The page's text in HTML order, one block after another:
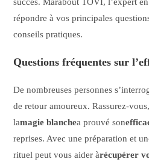
succès. Marabout TOVI, l’expert
répondre à vos principales
conseils pratiques.
Questions fréquentes sur
De nombreuses personnes
de retour amoureux. Rassurez-
lamagie blanchea prouvé son
reprises. Avec une préparation et
rituel peut vous aider àrécupérer